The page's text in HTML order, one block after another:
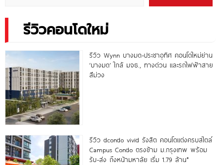
รีวิวคอนโดใหม่
รีวิว Wynn บางมด-ประชาอุทิศ คอนโดใหม่ย่าน
‘บางมด’ ใกล้ มจธ., ทางด่วน และรถไฟฟ้าสาย
สีม่วง
รีวิว dcondo vivid รังสิต คอนโดแต่งครบสไตล์
Campus Condo ตรงข้าม ม.กรุงเทพ พร้อม
รับ-ส่ง ถึงหน้ามหาลัย เริ่ม 1.79 ล้าน*